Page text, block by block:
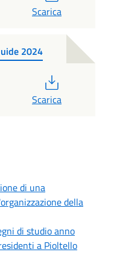
Scarica
2024
Scarica
di una
della
di studio anno
a Pioltello